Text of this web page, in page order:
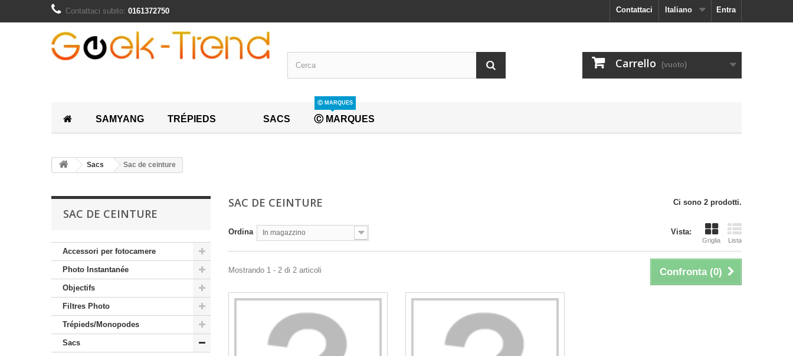
Entra
Italiano
Contattaci
Contattaci subito: 0161372750
Carrello (vuoto)
SAMYANG TRÉPIEDS SACS Ⓒ MARQUES
Ⓒ MARQUES
Sacs Sac de ceinture
SAC DE CEINTURE
Accessori per fotocamere
Photo Instantanée
Objectifs
Filtres Photo
Trépieds/Monopodes
Sacs
SAC DE CEINTURE Ci sono 2 prodotti.
Vista:
Griglia Lista
Ordina In magazzino
Confronta (0)
Mostrando 1 - 2 di 2 articoli